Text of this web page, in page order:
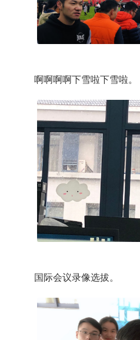
啊啊啊啊下雪啦下雪啦。
国际会议录像选拔。